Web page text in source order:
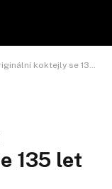
se 135 let starým elixírem
135 let